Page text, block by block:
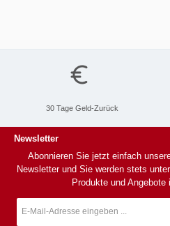
30 Tage Geld-Zurück
Newsletter
Abonnieren Sie jetzt einfach
Newsletter und Sie werden stets
Produkte und Angebote